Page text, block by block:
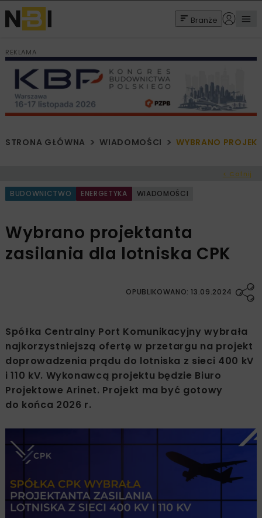
Branże
REKLAMA
STRONA GŁÓWNA WIADOMOŚCI WYBRANO
< Cofnij
BUDOWNICTWO ENERGETYKA WIADOMOŚCI
Wybrano projektanta
zasilania dla lotniska CPK
OPUBLIKOWANO: 13.09.2024
Spółka Centralny Port Komunikacyjny wybrała
najkorzystniejszą ofertę w przetargu na projekt
doprowadzenia prądu do lotniska z sieci 400 kV
i 110 kV. Wykonawcą projektu będzie Biuro
Projektowe Arinet. Projekt ma być gotowy
do końca 2026 r.